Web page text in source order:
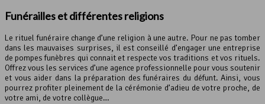
Funérailles et différentes religions
Le rituel funéraire change d’une religion à une autre. Pour ne pas tomber
dans les mauvaises surprises, il est conseillé d’engager une entreprise
de pompes funèbres qui connait et respecte vos traditions et vos rituels.
Offrez vous les services d’une agence professionnelle pour vous soutenir
et vous aider dans la préparation des funéraires du défunt. Ainsi, vous
pourrez profiter pleinement de la cérémonie d’adieu de votre proche, de
votre ami, de votre collègue…